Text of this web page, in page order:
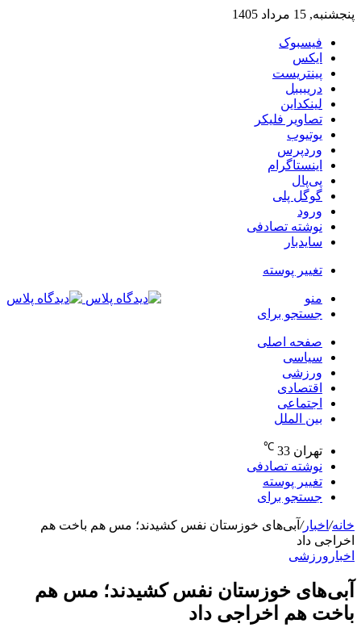
پنجشنبه, 15 مرداد 1405
فیسبوک
ایکس
پینتریست
دریبببل
لینکداین
تصاویر فلیکر
یوتیوب
وردپرس
اینستاگرام
پی‌پال
گوگل پلی
ورود
نوشته تصادفی
سایدبار
تغییر پوسته
منو
جستجو برای
صفحه اصلی
سیاسی
ورزشی
اقتصادی
اجتماعی
بین الملل
تهران 33
℃
نوشته تصادفی
تغییر پوسته
جستجو برای
خانه/ اخبار/ آبی‌های خوزستان نفس کشیدند؛ مس هم باخت هم
اخراجی داد
اخبار ورزشی
آبی‌های خوزستان نفس کشیدند؛ مس هم
باخت هم اخراجی داد